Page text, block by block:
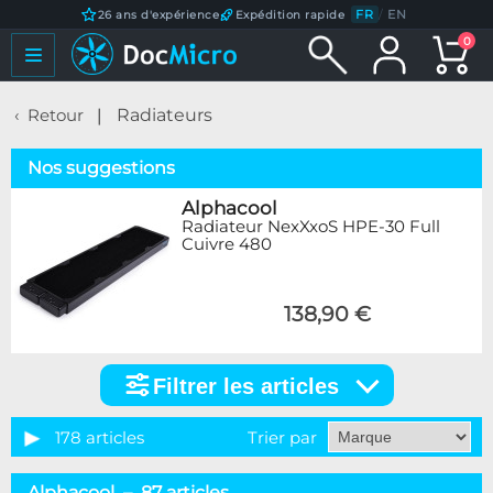
26 ans d'expérience Expédition rapide FR / EN
0
Retour Radiateurs
Nos suggestions
Alphacool
Radiateur NexXxoS HPE-30 Full
Cuivre 480
138,90 €
articles
Catégorie
Filtrer les articles
178 articles Trier par